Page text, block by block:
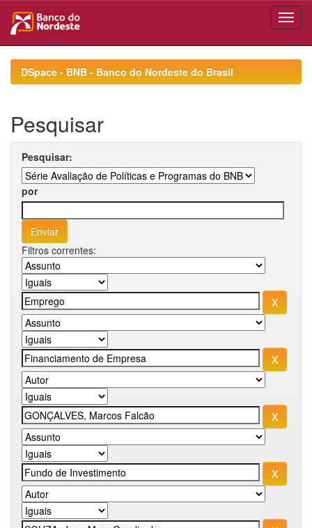
navigationDSpace - BNB - Banco do Nordeste do Brasil
Pesquisar
Pesquisar:
por
Filtros correntes: